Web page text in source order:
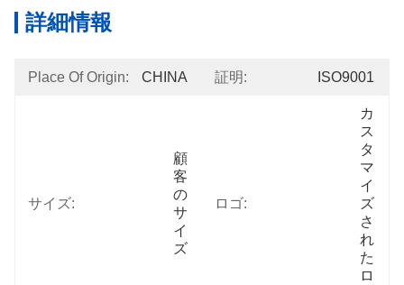
詳細情報
Place Of Origin: CHINA 証明: ISO9001
サイズ:
顧
客
の
サ
イ
ズ
ロゴ:
カ
ス
タ
マ
イ
ズ
さ
れ
た
ロ